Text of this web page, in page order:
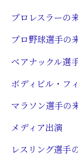
プロレスラーの
プロ野球選手の
ベアナックル選
ボディビル・フ
マラソン選手の
メディア出演
レスリング選手